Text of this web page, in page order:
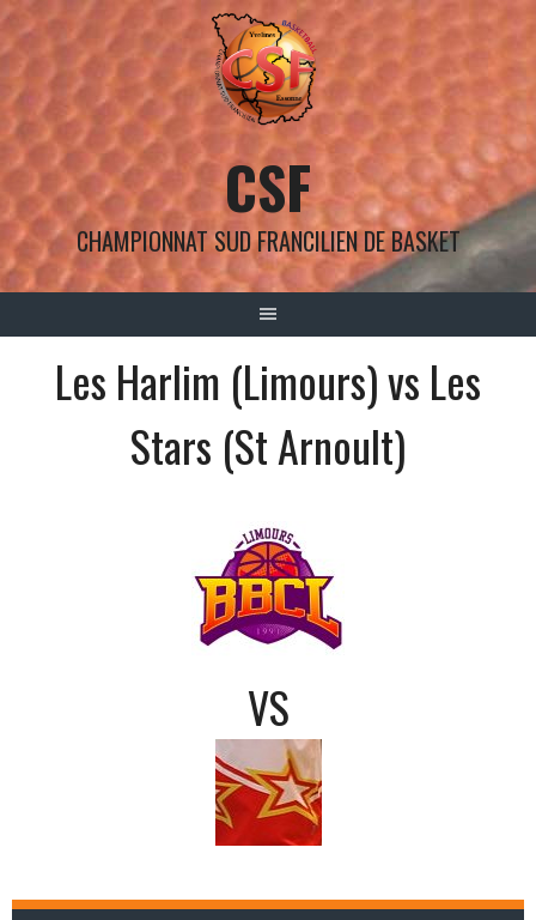
Aller
au
CSF
CHAMPIONNAT SUD FRANCILIEN DE BASKET
Les Harlim (Limours) vs Les
Stars (St Arnoult)
VS